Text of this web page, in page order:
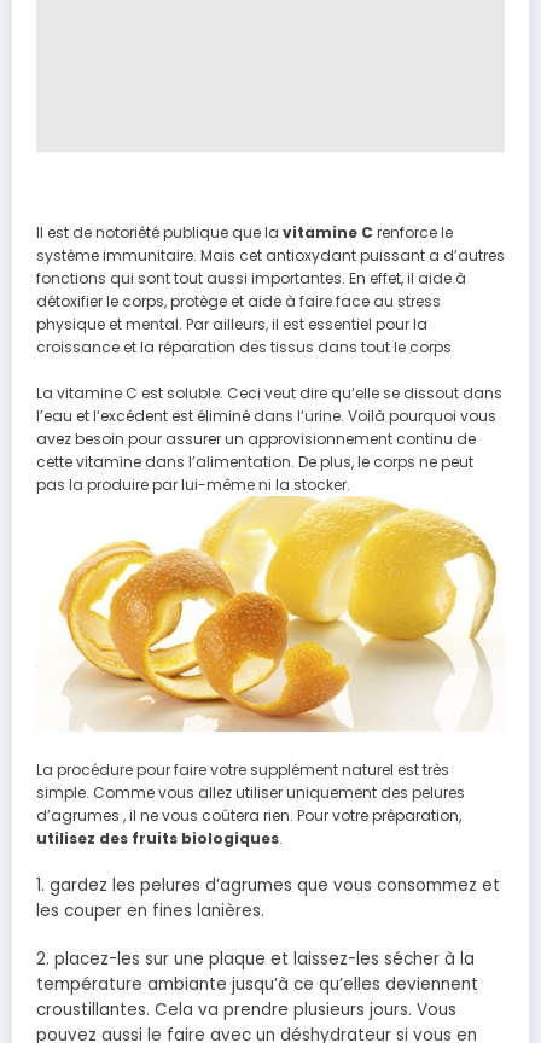
Il est de notoriété publique que la vitamine C renforce le
système immunitaire. Mais cet antioxydant puissant a d’autres
fonctions qui sont tout aussi importantes. En effet, il aide à
détoxifier le corps, protège et aide à faire face au stress
physique et mental. Par ailleurs, il est essentiel pour la
croissance et la réparation des tissus dans tout le corps
La vitamine C est soluble. Ceci veut dire qu‘ellese dissout dans
l’eau etl‘excédent est éliminé dans l‘urine. Voilà pourquoi vous
avez besoin pour assurer un approvisionnement continu de
cette vitamine dans l’alimentation. De plus, le corps ne peut
pas la produire par lui-même ni la stocker.
La procédure pour faire votre supplément naturel est très
simple. Comme vous allez utiliser uniquement des pelures
d’agrumes , il ne vous coûtera rien. Pour votre préparation,
utilisez des fruits biologiques.
1. gardez les pelures d’agrumes que vous consommez et
les couper en fines lanières.
2. placez-les sur une plaque et laissez-les sécher à la
température ambiante jusqu’à ce qu’elles deviennent
croustillantes. Cela va prendre plusieurs jours. Vous
pouvez aussi le faire avec un déshydrateur si vous en